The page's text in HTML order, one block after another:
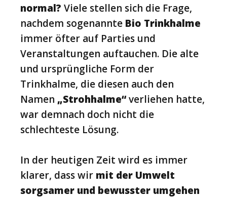
normal? Viele stellen sich die Frage,
nachdem sogenannte Bio Trinkhalme
immer öfter auf Parties und
Veranstaltungen auftauchen. Die alte
und ursprüngliche Form der
Trinkhalme, die diesen auch den
Namen „Strohhalme“verliehen hatte,
war demnach doch nicht die
schlechteste Lösung.
In der heutigen Zeit wird es immer
klarer, dass wir mit der Umwelt
sorgsamer und bewusster umgehen